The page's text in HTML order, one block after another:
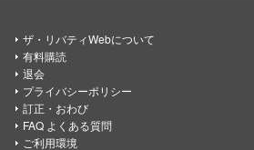
ザ・リバティWebについて
有料購読
退会
プライバシーポリシー
訂正・おわび
FAQ よくある質問
ご利用環境